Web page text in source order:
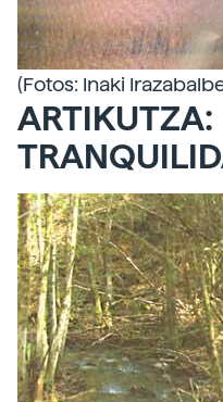
(Fotos: Inaki
ARTIKUTZA: